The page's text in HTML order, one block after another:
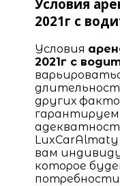
Условия
2021г с
Условия
2021г с
других
гарантируем
вам
которое